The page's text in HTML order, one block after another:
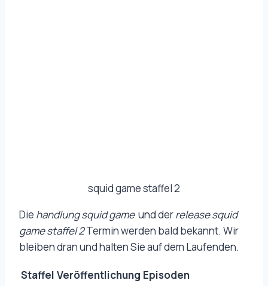
squid game staffel 2
Die handlung squid game und derrelease squid
game staffel 2Termin werden bald bekannt. Wir
bleiben dran und halten Sie auf dem Laufenden.
Staffel Veröffentlichung Episoden